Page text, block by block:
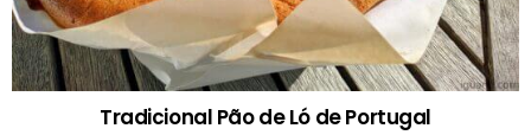
Tradicional Pão de Ló de Portugal